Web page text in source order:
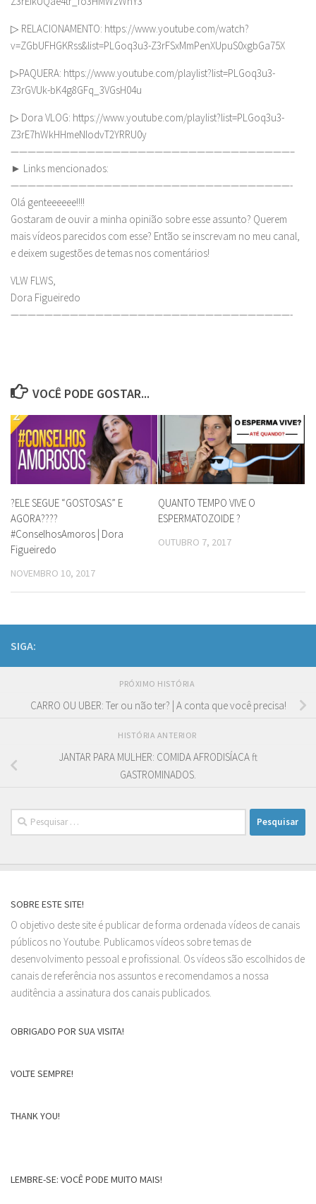
▷ RELACIONAMENTO: https://www.youtube.com/watch?
v=ZGbUFHGKRss&list=PLGoq3u3-Z3rFSxMmPenXUpuS0xgbGa75X
▷PAQUERA: https://www.youtube.com/playlist?list=PLGoq3u3-
Z3rGVUk-bK4g8GFq_3VGsH04u
▷ Dora VLOG: https://www.youtube.com/playlist?list=PLGoq3u3-
Z3rE7hWkHHmeNIodvT2YRRU0y
—————————————————————————————————–
► Links mencionados:
—————————————————————————————————-
Olá genteeeeee!!!!
Gostaram de ouvir a minha opinião sobre esse assunto? Querem
mais vídeos parecidos com esse? Então se inscrevam no meu canal,
e deixem sugestões de temas nos comentários!
VLW FLWS,
Dora Figueiredo
—————————————————————————————————-
VOCÊ PODE GOSTAR...
?ELE SEGUE “GOSTOSAS” E
AGORA????
#ConselhosAmoros | Dora
Figueiredo
NOVEMBRO 10, 2017
QUANTO TEMPO VIVE O
ESPERMATOZOIDE ?
OUTUBRO 7, 2017
SIGA:
PRÓXIMO HISTÓRIA
CARRO OU UBER: Ter ou não ter? | A conta que você precisa!
HISTÓRIA ANTERIOR
JANTAR PARA MULHER: COMIDA AFRODISÍACA ft
GASTROMINADOS.
Pesquisar
por:
SOBRE ESTE SITE!
O objetivo deste site é publicar de forma ordenada vídeos de canais
públicos no Youtube. Publicamos vídeos sobre temas de
desenvolvimento pessoal e profissional. Os vídeos são escolhidos de
canais de referência nos assuntos e recomendamos a nossa
auditência a assinatura dos canais publicados.
OBRIGADO POR SUA VISITA!
VOLTE SEMPRE!
THANK YOU!
LEMBRE-SE: VOCÊ PODE MUITO MAIS!